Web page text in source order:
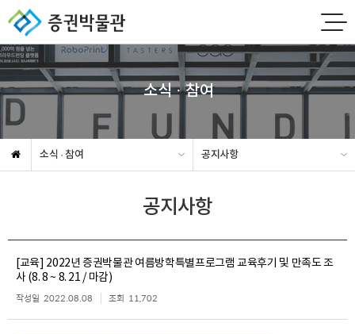
소식 · 참여
소식 · 참여 공지사항
공지사항
[교육] 2022년 증권박물관 여름방학특별프로그램 교육후기 및 만족도 조
사 (8. 8 ~ 8. 21 / 마감)
작성일 2022.08.08 조회 11,702